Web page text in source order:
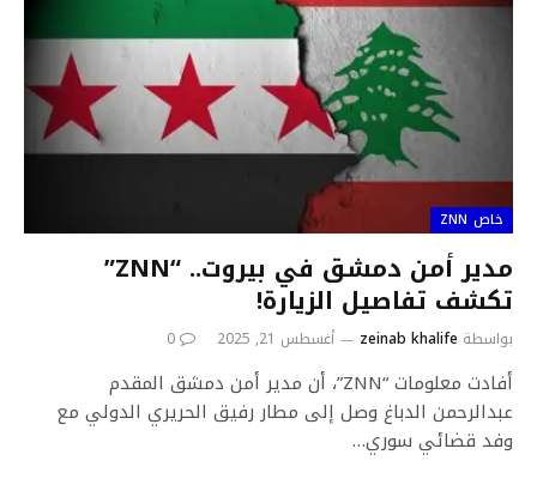
خاص ZNN
مدير أمن دمشق في بيروت.. “ZNN”
تكشف تفاصيل الزيارة!
بواسطة zeinab khalife أغسطس 21, 2025 0
أفادت معلومات “ZNN”، أن مدير أمن دمشق المقدم
عبدالرحمن الدباغ وصل إلى مطار رفيق الحريري الدولي مع
وفد قضائي سوري…